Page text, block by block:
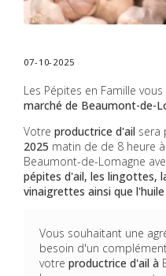
07-10-2025
Les Pépites en Famille
marché de Beaumont-de-
Votre productrice d'ail sera
2025 matin de de 8 heure
Beaumont-de-Lomagne
pépites d'ail, les lingottes,
vinaigrettes ainsi que
Vous souhaitant une
besoin d'un
votre productrice d'ail à